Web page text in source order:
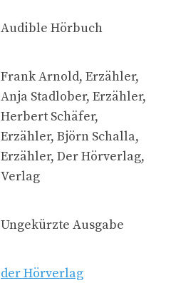
Audible Hörbuch
Frank Arnold, Erzähler,
Anja Stadlober, Erzähler,
Herbert Schäfer,
Erzähler, Björn Schalla,
Erzähler, Der Hörverlag,
Verlag
Ungekürzte Ausgabe
der Hörverlag